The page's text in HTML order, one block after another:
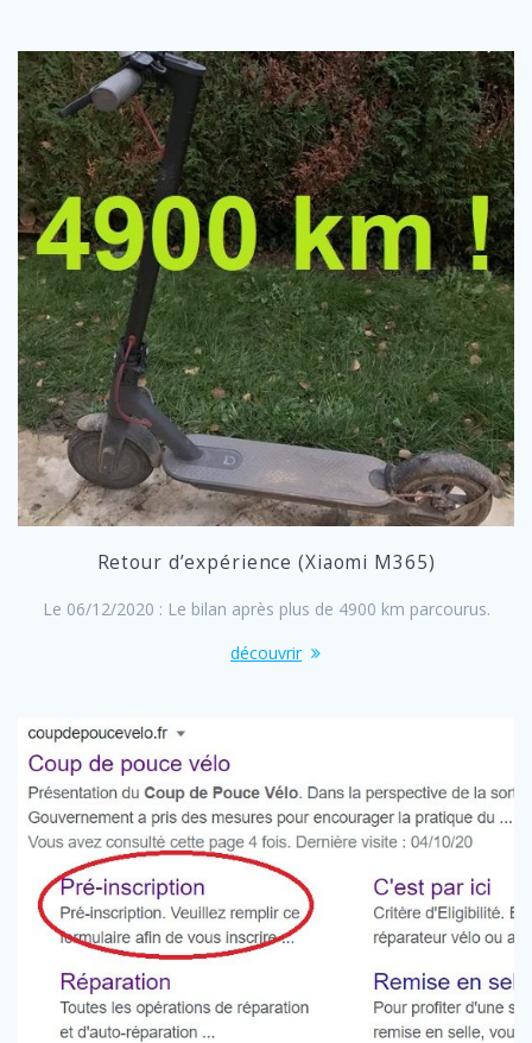
Retour d’expérience (Xiaomi M365)
Le 06/12/2020 : Le bilan après plus de 4900 km parcourus.
découvrir